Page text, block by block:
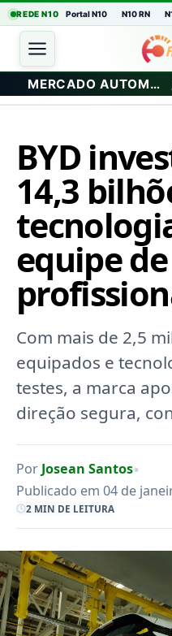
REDE N10 Portal N10 N10 RN
MERCADO AUTOMOTIVO
BYD
14,3
equipe
Com mais de 2,5
equipados e
testes, a marca
direção segura,
Por Josean Santos•
Publicado em 04 de
2 MIN DE LEITURA